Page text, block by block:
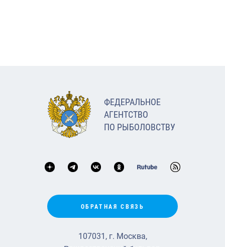
ФЕДЕРАЛЬНОЕ
АГЕНТСТВО
ПО РЫБОЛОВСТВУ
ОБРАТНАЯ СВЯЗЬ
107031, г. Москва,